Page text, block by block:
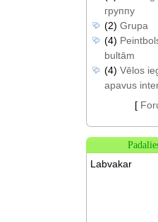
группу
(2) Grupa
(4)
bultām
(4) Vēlos
apavus
[
Labvakar